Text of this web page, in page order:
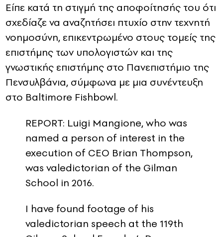
Είπε κατά τη στιγμή της αποφοίτησής του ότι
σχεδίαζε να αναζητήσει πτυχίο στην τεχνητή
νοημοσύνη, επικεντρωμένο στους τομείς της
επιστήμης των υπολογιστών και της
γνωστικής επιστήμης στο Πανεπιστήμιο της
Πενσυλβάνια, σύμφωνα με μια συνέντευξη
στο Baltimore Fishbowl.
REPORT: Luigi Mangione, who was
named a person of interest in the
execution of CEO Brian Thompson,
was valedictorian of the Gilman
School in 2016.
I have found footage of his
valedictorian speech at the 119th